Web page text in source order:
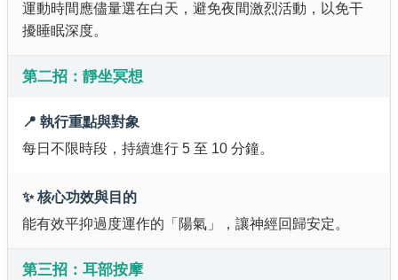
運動時間應儘量選在白天，避免夜間激烈活動，以免干
擾睡眠深度。
第二招：靜坐冥想
📍 執行重點與對象
每日不限時段，持續進行 5 至 10 分鐘。
✨ 核心功效與目的
能有效平抑過度運作的「陽氣」，讓神經回歸安定。
第三招：耳部按摩